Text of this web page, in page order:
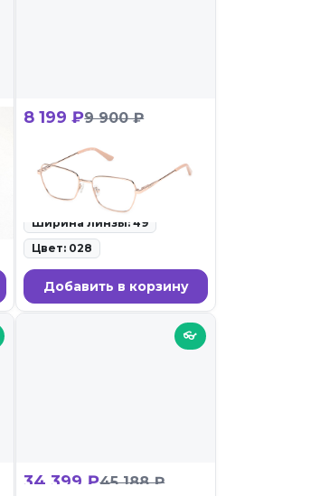
8 199 ₽9 900 ₽
Guess GU 50271 028
ID: 113490 • Оправы для очков •
27.02.26
Ширина линзы: 49
Цвет: 028
Добавить в корзину
👓
34 399 ₽45 188 ₽